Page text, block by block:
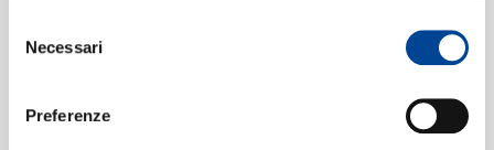
delNecessari
Preferenze
07:28
Gaston Litaize, Chicago Symphony Orchestra, Daniel